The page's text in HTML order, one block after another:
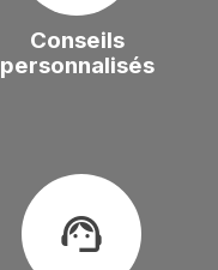
Conseils
personnalisés
support_agent